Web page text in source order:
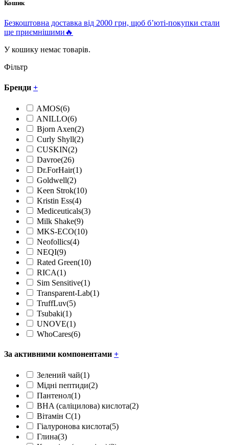
Кошик
Безкоштовна доставка від 2000 грн, щоб б’юті-покупки стали
ще приємнішими🔥
У кошику немає товарів.
Фільтр
Бренди +
AMOS(6)
ANILLO(6)
Bjorn Axen(2)
Curly Shyll(2)
CUSKIN(2)
Davroe(26)
Dr.ForHair(1)
Goldwell(2)
Keen Strok(10)
Kristin Ess(4)
Mediceuticals(3)
Milk Shake(9)
MKS-ECO(10)
Neofollics(4)
NEQI(9)
Rated Green(10)
RICA(1)
Sim Sensitive(1)
Transparent-Lab(1)
TruffLuv(5)
Tsubaki(1)
UNOVE(1)
WhoCares(6)
За активними компонентами +
Зелений чай(1)
Мідні пептиди(2)
Пантенол(1)
BHA (саліцилова) кислота(2)
Вітамін С(1)
Гіалуронова кислота(5)
Глина(3)